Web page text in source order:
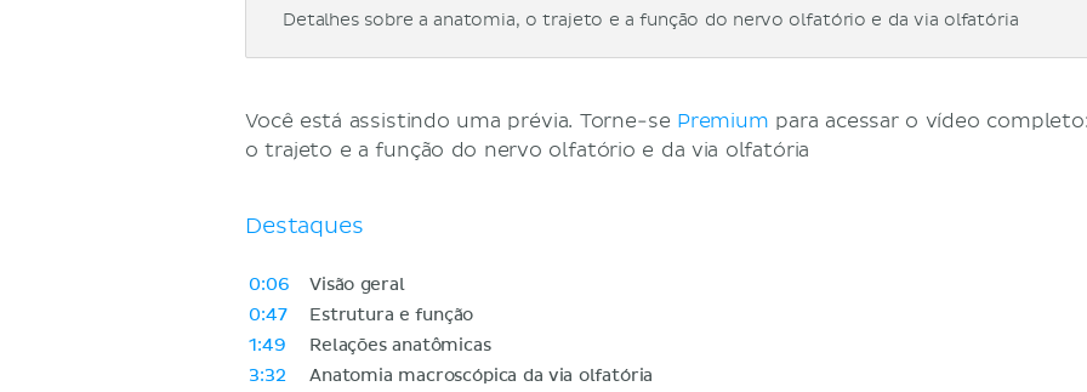
Detalhes sobre a anatomia, o trajeto e a função do nervo olfatório e da via olfatória
Você está assistindo uma prévia. Torne-se Premium para acessar o vídeo
o trajeto e a função do nervo olfatório e da via olfatória
Destaques
0:06
Visão geral
0:47
Estrutura e função
1:49
Relações anatômicas
3:32
Anatomia macroscópica da via olfatória